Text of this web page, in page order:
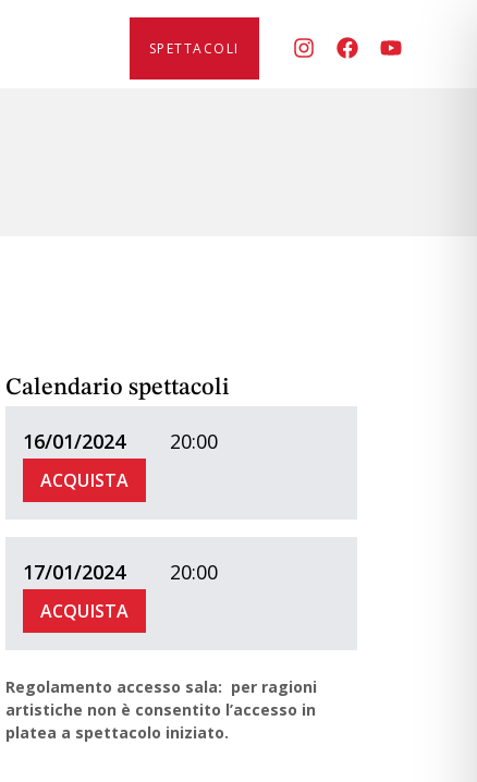
SPETTACOLI
Calendario spettacoli
16/01/2024 20:00
ACQUISTA
17/01/2024 20:00
ACQUISTA
Regolamento accesso sala: per ragioni
artistiche non è consentito l’accesso in
platea a spettacolo iniziato.